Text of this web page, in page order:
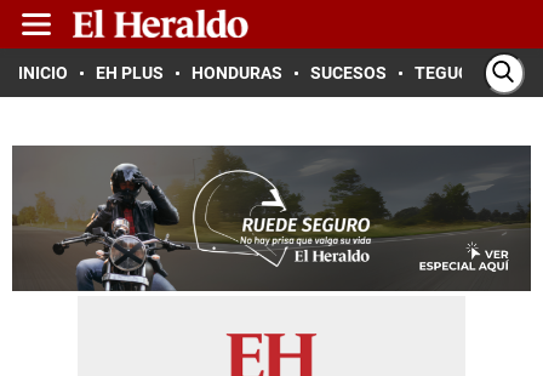
INICIO EH PLUS HONDURAS SUCESOS TEGUCIGALPA